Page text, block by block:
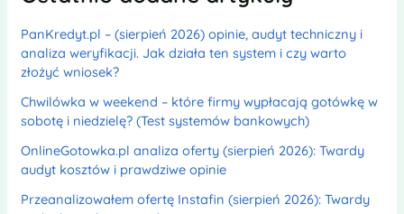
PanKredyt.pl – (sierpień 2026) opinie, audyt techniczny i
analiza weryfikacji. Jak działa ten system i czy warto
złożyć wniosek?
Chwilówka w weekend – które firmy wypłacają gotówkę w
sobotę i niedzielę? (Test systemów bankowych)
OnlineGotowka.pl analiza oferty (sierpień 2026): Twardy
audyt kosztów i prawdziwe opinie
Przeanalizowałem ofertę Instafin (sierpień 2026): Twardy